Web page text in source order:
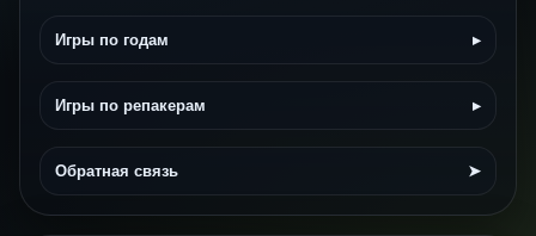
Игры по годам ▸
Игры по репакерам ▸
Обратная связь ➤